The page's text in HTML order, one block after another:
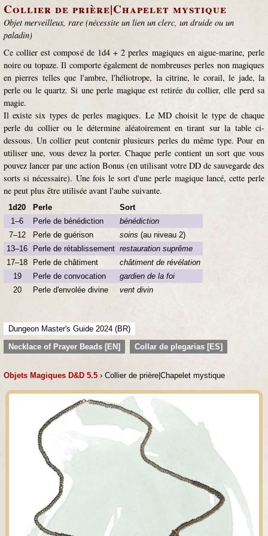
Collier de prière|Chapelet mystique
Objet merveilleux, rare (nécessite un lien un clerc, un druide ou un
paladin)
Ce collier est composé de 1d4 + 2 perles magiques en aigue-marine, perle
noire ou topaze. Il comporte également de nombreuses perles non magiques
en pierres telles que l'ambre, l'héliotrope, la citrine, le corail, le jade, la
perle ou le quartz. Si une perle magique est retirée du collier, elle perd sa
magie.
Il existe six types de perles magiques. Le MD choisit le type de chaque
perle du collier ou le détermine aléatoirement en tirant sur la table ci-
dessous. Un collier peut contenir plusieurs perles du même type. Pour en
utiliser une, vous devez la porter. Chaque perle contient un sort que vous
pouvez lancer par une action Bonus (en utilisant votre DD de sauvegarde des
sorts si nécessaire). Une fois le sort d'une perle magique lancé, cette perle
ne peut plus être utilisée avant l'aube suivante.
1d20 Perle
Sort
1–6
Perle de bénédiction
bénédiction
7–12
Perle de guérison soins (au niveau 2)
13–16
Perle de rétablissement restauration suprême
17–18
Perle de châtiment
châtiment de révélation
19
Perle de convocation
gardien de la foi
20
Perle d'envolée divine vent divin
Dungeon Master's Guide 2024 (BR)
Necklace of Prayer Beads [EN]
Collar de plegarias [ES]
Objets Magiques D&D 5.5 › Collier de prière|Chapelet mystique